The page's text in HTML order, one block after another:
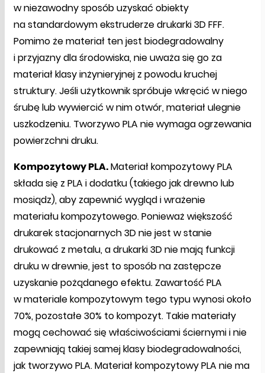
w niezawodny sposób uzyskać obiekty
na standardowym ekstruderze drukarki 3D FFF.
Pomimo że materiał ten jest biodegradowalny
i przyjazny dla środowiska, nie uważa się go za
materiał klasy inżynieryjnej z powodu kruchej
struktury. Jeśli użytkownik spróbuje wkręcić w niego
śrubę lub wywiercić w nim otwór, materiał ulegnie
uszkodzeniu. Tworzywo PLA nie wymaga ogrzewania
powierzchni druku.
Kompozytowy PLA.Materiał kompozytowy PLA
składa się z PLA i dodatku (takiego jak drewno lub
mosiądz), aby zapewnić wygląd i wrażenie
materiału kompozytowego. Ponieważ większość
drukarek stacjonarnych 3D nie jest w stanie
drukować z metalu, a drukarki 3D nie mają funkcji
druku w drewnie, jest to sposób na zastępcze
uzyskanie pożądanego efektu. Zawartość PLA
w materiale kompozytowym tego typu wynosi około
70%, pozostałe 30% to kompozyt. Takie materiały
mogą cechować się właściwościami ściernymi i nie
zapewniają takiej samej klasy biodegradowalności,
jak tworzywo PLA. Materiał kompozytowy PLA nie ma